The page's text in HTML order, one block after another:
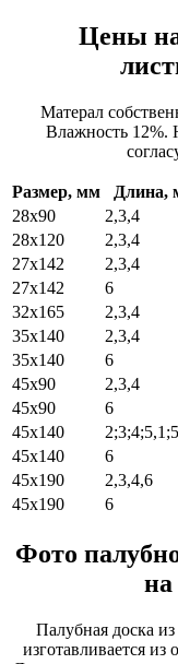
Цены
Матерал
Влажность 12%.
Размер, мм Длина,
28х90
2,3,4
28х120
2,3,4
27х142
2,3,4
27х142
6
32х165
2,3,4
35х140
2,3,4
35х140
6
45х90
2,3,4
45х90
6
45х140
45х140
6
45х190
2,3,4,6
45х190
6
Фото
на
Палубная доска
изготавливается